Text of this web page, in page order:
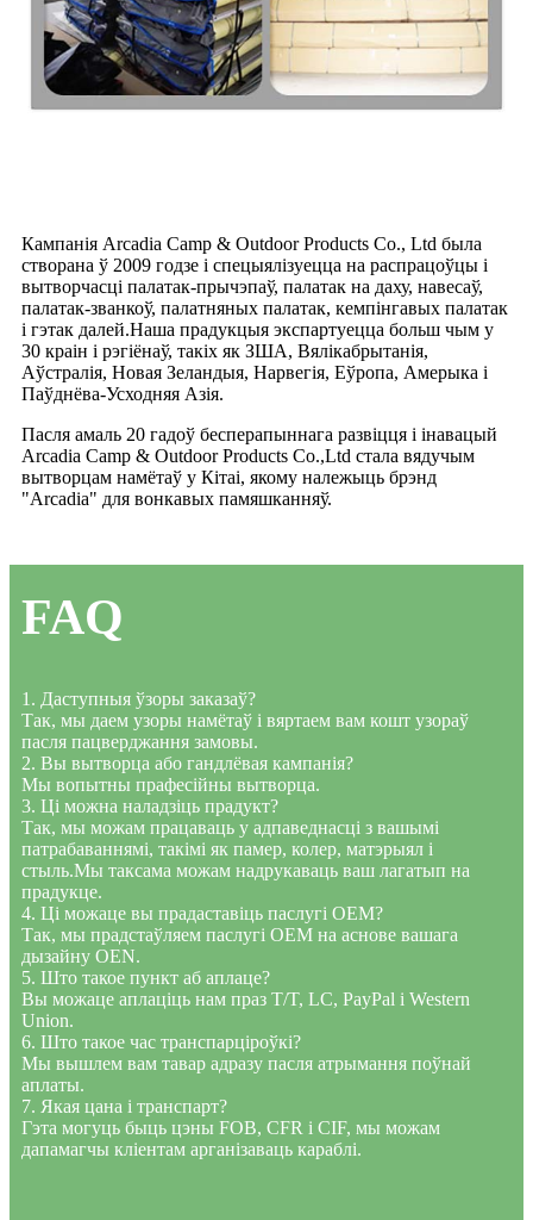
Кампанія Arcadia Camp & Outdoor Products Co., Ltd была
створана ў 2009 годзе і спецыялізуецца на распрацоўцы і
вытворчасці палатак-прычэпаў, палатак на даху, навесаў,
палатак-званкоў, палатняных палатак, кемпінгавых палатак
і гэтак далей.Наша прадукцыя экспартуецца больш чым у
30 краін і рэгіёнаў, такіх як ЗША, Вялікабрытанія,
Аўстралія, Новая Зеландыя, Нарвегія, Еўропа, Амерыка і
Паўднёва-Усходняя Азія.
Пасля амаль 20 гадоў бесперапыннага развіцця і інавацый
Arcadia Camp & Outdoor Products Co.,Ltd стала вядучым
вытворцам намётаў у Кітаі, якому належыць брэнд
"Arcadia" для вонкавых памяшканняў.
FAQ
1. Даступныя ўзоры заказаў?
Так, мы даем узоры намётаў і вяртаем вам кошт узораў
пасля пацверджання замовы.
2. Вы вытворца або гандлёвая кампанія?
Мы вопытны прафесійны вытворца.
3. Ці можна наладзіць прадукт?
Так, мы можам працаваць у адпаведнасці з вашымі
патрабаваннямі, такімі як памер, колер, матэрыял і
стыль.Мы таксама можам надрукаваць ваш лагатып на
прадукце.
4. Ці можаце вы прадаставіць паслугі OEM?
Так, мы прадстаўляем паслугі OEM на аснове вашага
дызайну OEN.
5. Што такое пункт аб аплаце?
Вы можаце аплаціць нам праз T/T, LC, PayPal і Western
Union.
6. Што такое час транспарціроўкі?
Мы вышлем вам тавар адразу пасля атрымання поўнай
аплаты.
7. Якая цана і транспарт?
Гэта могуць быць цэны FOB, CFR і CIF, мы можам
дапамагчы кліентам арганізаваць караблі.